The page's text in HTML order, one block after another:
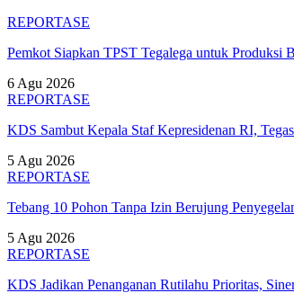
REPORTASE
Pemkot Siapkan TPST Tegalega untuk Produksi
6 Agu 2026
REPORTASE
KDS Sambut Kepala Staf Kepresidenan RI,
5 Agu 2026
REPORTASE
Tebang 10 Pohon Tanpa Izin Berujung
5 Agu 2026
REPORTASE
KDS Jadikan Penanganan Rutilahu Prioritas,